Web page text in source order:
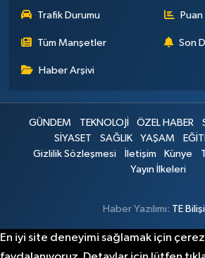
Trafik Durumu
Tüm Manşetler Son
Haber Arşivi
GÜNDEM TEKNOLOJİ ÖZEL HABER
SİYASET
SAĞLIK YAŞAM
Gizlilik Sözleşmesi
İletişim Künye
Yayın İlkeleri
Haber Yazılımı: TE
En iyi site deneyimi sağlamak için